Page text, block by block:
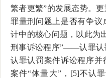
繁者更繁”的发展态势。
罪量刑问题上是否有争议
计中的核心问题，以此为
刑事诉讼程序”——认罪认
认罪认罚案件诉讼程序并
案件“体量大”，[5]不认